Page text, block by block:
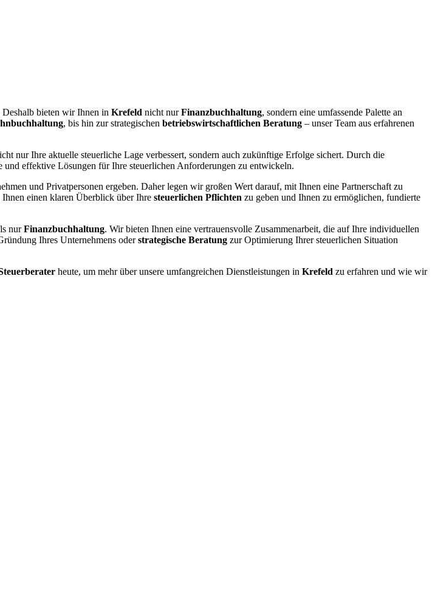
Deshalb bieten wir Ihnen in Krefeld nicht nurFinanzbuchhaltung, sondern eine umfassende Palette an
, bis hin zur strategischen betriebswirtschaftlichen Beratung – unser Team aus erfahrenen
nur Ihre aktuelle steuerliche Lage verbessert, sondern auch zukünftige Erfolge sichert. Durch die
effektive Lösungen für Ihre steuerlichen Anforderungen zu entwickeln.
und Privatpersonen ergeben. Daher legen wir großen Wert darauf, mit Ihnen eine Partnerschaft zu
Ihnen einen klaren Überblick über Ihre steuerlichen Pflichten zu geben und Ihnen zu ermöglichen, fundierte
nurFinanzbuchhaltung. Wir bieten Ihnen eine vertrauensvolle Zusammenarbeit, die auf Ihre individuellen
Ihres Unternehmens oderstrategische Beratung zur Optimierung Ihrer steuerlichen Situation
heute, um mehr über unsere umfangreichen Dienstleistungen in Krefeld zu erfahren und wie wir